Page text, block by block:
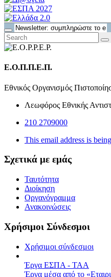
Ε.Ο.Π.Π.Ε.Π.
Εθνικός Οργανισμός
Λεωφόρος Εθνικής
210 2709000
This email address is
Σχετικά με εμάς
Ταυτότητα
Διοίκηση
Οργανόγραμμα
Ανακοινώσεις
Χρήσιμοι Σύνδεσμοι
Χρήσιμοι σύνδεσμοι
Έργα ΕΣΠΑ - ΤΑΑ
Έργα μέσα από το